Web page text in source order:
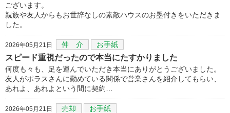
ございます。
親族や友人からもお世辞なしの素敵ハウスのお墨付きをいただきま
した。
2026年05月21日 仲 介 お手紙
スピード重視だったので本当にたすかりました
何度も々も、足を運んでいただき本当にありがとうございました。
友人がポラスさんに勤めている関係で営業さんを紹介してもらい、
あれよ、あれよという間に契約…
2026年05月21日 売却 お手紙